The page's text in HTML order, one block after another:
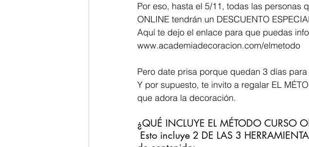
Por eso, hasta el 5/11, todas las personas
ONLINE tendrán un DESCUENTO
Aquí te dejo el enlace para que puedas
www.academiadecoracion.com/elmetodo
Pero date prisa porque quedan 3 días
Y por supuesto, te invito a regalar EL
que adora la decoración.
¿QUÉ INCLUYE EL MÉTODO CURSO